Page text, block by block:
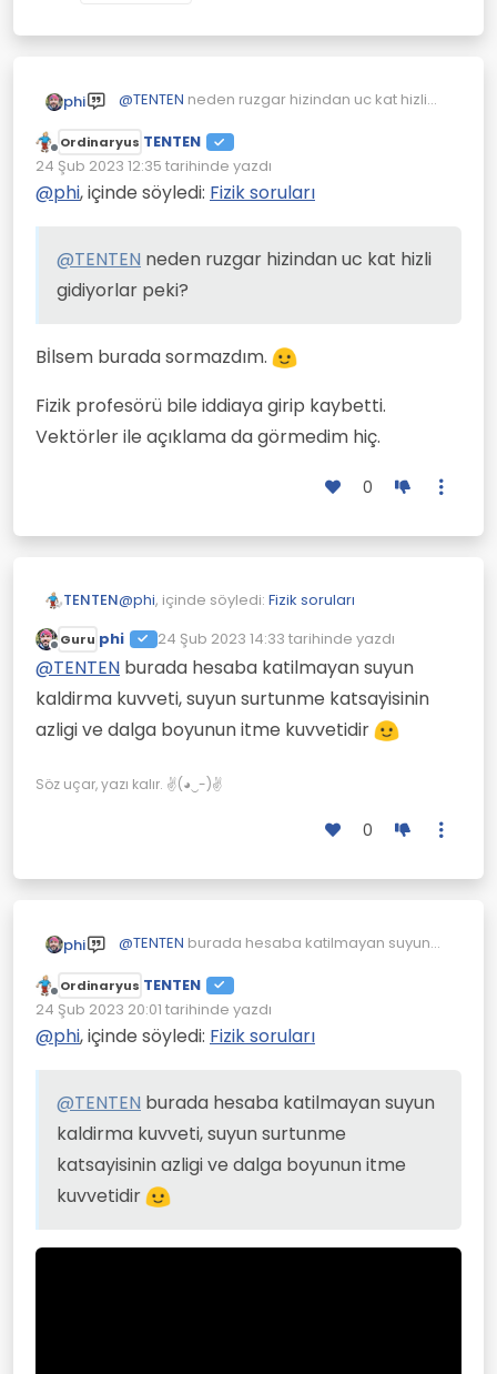
phi @TENTEN neden ruzgar hizindan uc kat hizli
Çevrimdışı
Ordinaryus TENTEN
24 Şub 2023 12:35 tarihinde yazdı
Son düzenleyen:
@phi, içinde söyledi: Fizik soruları
@TENTEN neden ruzgar hizindan uc kat hizli
gidiyorlar peki?
Bİlsem burada sormazdım.
Fizik profesörü bile iddiaya girip kaybetti.
Vektörler ile açıklama da görmedim hiç.
0
TENTEN@phi, içinde söyledi: Fizik soruları
@TENTENneden ruzgar hizindan uc kat
Bİlsem burada sormazdım.
Fizik profesörü bile iddiaya girip kaybetti.
Çevrimdışı
Guru phi 24 Şub 2023 14:33 tarihinde yazdı
Son düzenleyen:
@TENTEN burada hesaba katilmayan suyun
kaldirma kuvveti, suyun surtunme katsayisinin
azligi ve dalga boyunun itme kuvvetidir
Söz uçar, yazı kalır. ✌(◕‿-)✌
0
phi @TENTEN burada hesaba katilmayan suyun
azligi ve dalga boyunun itme kuvvetidir
Çevrimdışı
Ordinaryus TENTEN
24 Şub 2023 20:01 tarihinde yazdı
Son düzenleyen:
@phi, içinde söyledi: Fizik soruları
@TENTEN burada hesaba katilmayan suyun
kaldirma kuvveti, suyun surtunme
katsayisinin azligi ve dalga boyunun itme
kuvvetidir